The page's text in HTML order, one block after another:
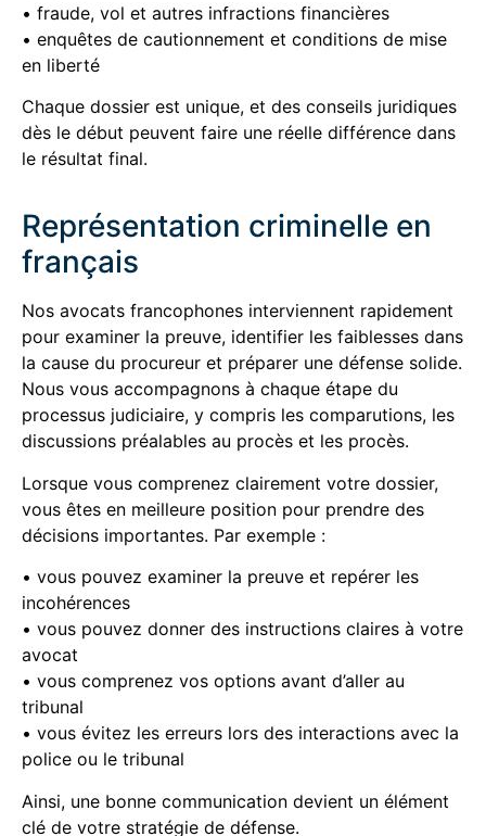
• fraude, vol et autres infractions financières
• enquêtes de cautionnement et conditions de mise
en liberté
Chaque dossier est unique, et des conseils juridiques
dès le début peuvent faire une réelle différence dans
le résultat final.
Représentation criminelle en
français
Nos avocats francophones interviennent rapidement
pour examiner la preuve, identifier les faiblesses dans
la cause du procureur et préparer une défense solide.
Nous vous accompagnons à chaque étape du
processus judiciaire, y compris les comparutions, les
discussions préalables au procès et les procès.
Lorsque vous comprenez clairement votre dossier,
vous êtes en meilleure position pour prendre des
décisions importantes. Par exemple :
• vous pouvez examiner la preuve et repérer les
incohérences
• vous pouvez donner des instructions claires à votre
avocat
• vous comprenez vos options avant d’aller au
tribunal
• vous évitez les erreurs lors des interactions avec la
police ou le tribunal
Ainsi, une bonne communication devient un élément
clé de votre stratégie de défense.